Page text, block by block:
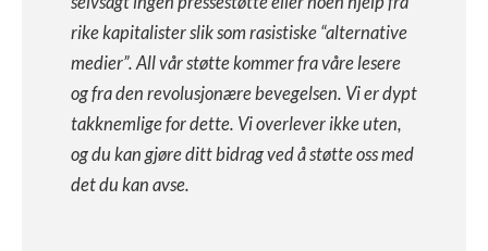
rike kapitalister slik som rasistiske “alternative
medier”. All vår støtte kommer fra våre lesere
og fra den revolusjonære bevegelsen. Vi er dypt
takknemlige for dette. Vi overlever ikke uten,
og du kan gjøre ditt bidrag ved å støtte oss med
det du kan avse.